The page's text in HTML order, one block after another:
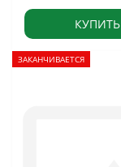
КУПИТЬ
ЗАКАНЧИВАЕТСЯ